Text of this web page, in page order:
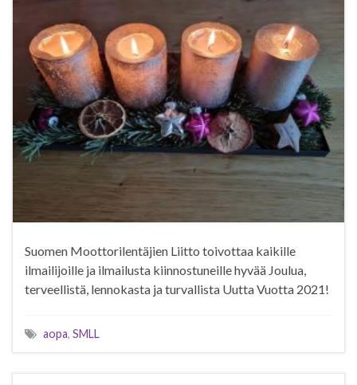
Suomen Moottorilentäjien Liitto toivottaa kaikille
ilmailijoille ja ilmailusta kiinnostuneille hyvää Joulua,
terveellistä, lennokasta ja turvallista Uutta Vuotta 2021!
aopa, SMLL